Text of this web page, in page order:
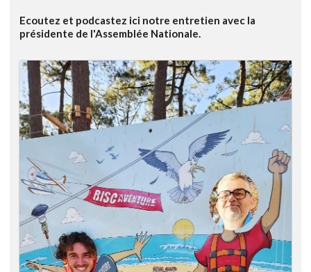
Ecoutez et podcastez ici notre entretien avec la
présidente de l'Assemblée Nationale.